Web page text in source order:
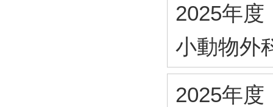
2025年度
小動物外
2025年度